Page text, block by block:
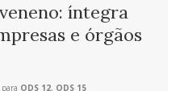
íntegra
e órgãos
para ODS 12, ODS 15